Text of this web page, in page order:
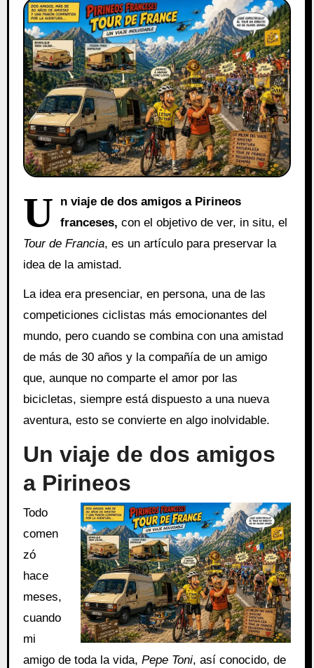
U
n viaje de dos amigos a Pirineos
franceses, con el objetivo de ver, in situ, el
Tour de Francia, es un artículo para preservar la
idea de la amistad.
La idea era presenciar, en persona, una de las
competiciones ciclistas más emocionantes del
mundo, pero cuando se combina con una amistad
de más de 30 años y la compañía de un amigo
que, aunque no comparte el amor por las
bicicletas, siempre está dispuesto a una nueva
aventura, esto se convierte en algo inolvidable.
Un viaje de dos amigos
a Pirineos
Todo
comen
zó
hace
meses,
cuando
mi
amigo de toda la vida, Pepe Toni, así conocido, de